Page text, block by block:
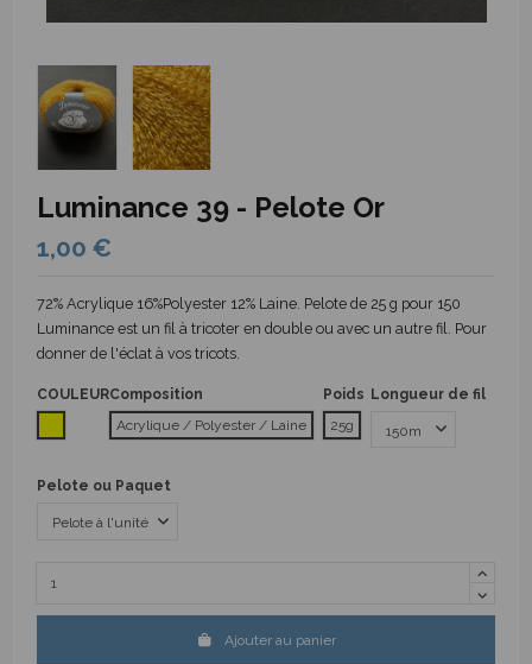
Luminance 39 - Pelote Or
1,00 €
72% Acrylique 16%Polyester 12% Laine. Pelote de 25 g pour 150
Luminance est un fil à tricoter en double ou avec un autre fil. Pour
donner de l'éclat à vos tricots.
COULEURComposition
Acrylique / Polyester / Laine
Poids
25g
Longueur de fil
Pelote ou Paquet
Ajouter au panier